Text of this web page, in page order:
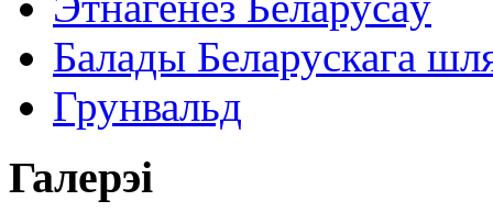
Балады Беларускага
Грунвальд
Галерэі